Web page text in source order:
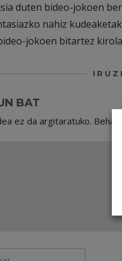
duten bideo-jokoen
nahiz
jokoen bitartez
BAT
ez da argitaratuko.